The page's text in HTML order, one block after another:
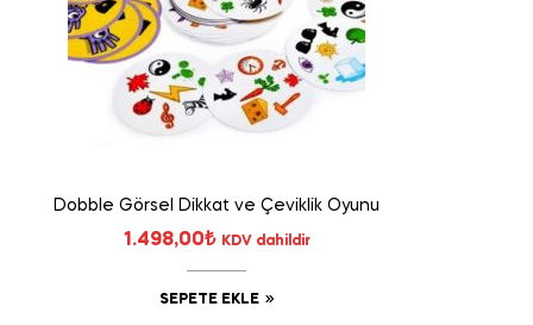
Dobble Görsel Dikkat ve Çeviklik Oyunu
1.498,00₺ KDV dahildir
SEPETE EKLE